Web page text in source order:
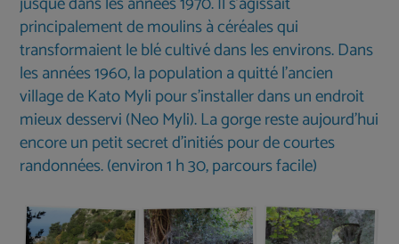
principalement de moulins à céréales qui
transformaient le blé cultivé dans les environs. Dans
les années 1960, la population a quitté l’ancien
village de Kato Myli pour s’installer dans un endroit
mieux desservi (Neo Myli). La gorge reste aujourd’hui
encore un petit secret d’initiés pour de courtes
randonnées. (environ 1 h 30, parcours facile)